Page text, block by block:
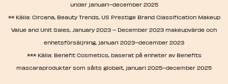
under januari–december 2025
** Källa: Circana, Beauty Trends, US Prestige Brand Classification Makeup
Value and Unit Sales, January 2023 – December 2023 makeupvärde och
enhetsförsäljning, januari 2023–december 2023
*** Källa: Benefit Cosmetics, baserat på enheter av Benefits
mascaraprodukter som sålts globalt, januari 2025–december 2025